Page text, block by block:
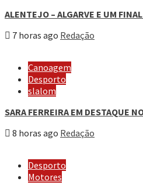
ALENTEJO – ALGARVE E UM
7 horas ago Redação
Canoagem
Desporto
slalom
SARA FERREIRA EM DESTAQUE
8 horas ago Redação
Desporto
Motores